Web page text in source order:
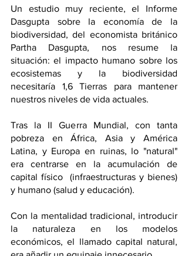
Un estudio muy reciente, el Informe
Dasgupta sobre la economía de la
biodiversidad, del economista británico
Partha Dasgupta, nos resume la
situación: el impacto humano sobre los
ecosistemas y la biodiversidad
necesitaría 1,6 Tierras para mantener
nuestros niveles de vida actuales.
Tras la II Guerra Mundial, con tanta
pobreza en África, Asia y América
Latina, y Europa en ruinas, lo "natural"
era centrarse en la acumulación de
capital físico  (infraestructuras y bienes)
y humano (salud y educación).
Con la mentalidad tradicional, introducir
la naturaleza en los modelos
económicos, el llamado capital natural,